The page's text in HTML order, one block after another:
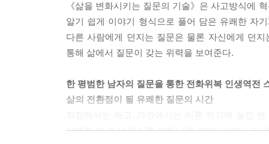
언제나 새로운 질문으로 촉발되었던 그 전환점
지, 그리고 심판자의 사고방식으로 인해 겪는 불
사실 난 심판자의 사고방식으로 살았고, 바로 그
러져 들어가고 있다는 양심의 소리를 들을 때면
--- pp.204-205
《삶을 변화시키는 질문의 기술》은 사고방식에
알기 쉽게 이야기 형식으로 풀어 담은 유쾌한 자
다른 사람에게 던지는 질문은 물론 자신에게 던
통해 삶에서 질문이 갖는 위력을 보여준다.
한 평범한 남자의 질문을 통한 전화위복 인생역전
삶의 전환점이 될 유쾌한 질문의 시간
그에겐 더 이상 위기를 헤쳐나갈 묘안이 없다. 그